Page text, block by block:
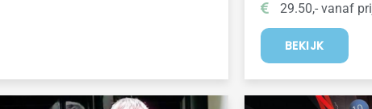
29.50,- vanaf
BEKIJK